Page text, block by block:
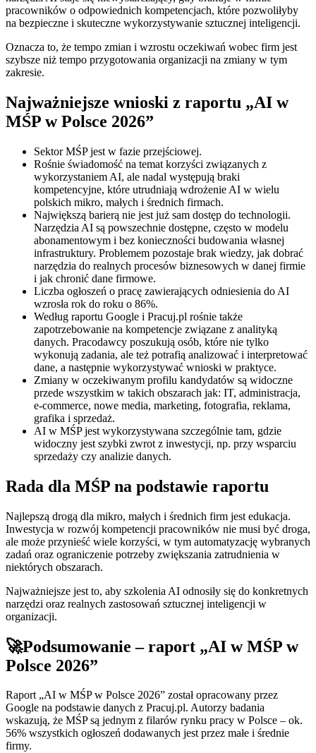
pracowników o odpowiednich kompetencjach, które pozwoliłyby
na bezpieczne i skuteczne wykorzystywanie sztucznej inteligencji.
Oznacza to, że tempo zmian i wzrostu oczekiwań wobec firm jest
szybsze niż tempo przygotowania organizacji na zmiany w tym
zakresie.
Najważniejsze wnioski z raportu „AI w
MŚP w Polsce 2026”
Sektor MŚP jest w fazie przejściowej.
Rośnie świadomość na temat korzyści związanych z
wykorzystaniem AI, ale nadal występują braki
kompetencyjne, które utrudniają wdrożenie AI w wielu
polskich mikro, małych i średnich firmach.
Największą barierą nie jest już sam dostęp do technologii.
Narzędzia AI są powszechnie dostępne, często w modelu
abonamentowym i bez konieczności budowania własnej
infrastruktury. Problemem pozostaje brak wiedzy, jak dobrać
narzędzia do realnych procesów biznesowych w danej firmie
i jak chronić dane firmowe.
Liczba ogłoszeń o pracę zawierających odniesienia do AI
wzrosła rok do roku o 86%.
Według raportu Google i Pracuj.pl rośnie także
zapotrzebowanie na kompetencje związane z analityką
danych. Pracodawcy poszukują osób, które nie tylko
wykonują zadania, ale też potrafią analizować i interpretować
dane, a następnie wykorzystywać wnioski w praktyce.
Zmiany w oczekiwanym profilu kandydatów są widoczne
przede wszystkim w takich obszarach jak: IT, administracja,
e-commerce, nowe media, marketing, fotografia, reklama,
grafika i sprzedaż.
AI w MŚP jest wykorzystywana szczególnie tam, gdzie
widoczny jest szybki zwrot z inwestycji, np. przy wsparciu
sprzedaży czy analizie danych.
Rada dla MŚP na podstawie raportu
Najlepszą drogą dla mikro, małych i średnich firm jest edukacja.
Inwestycja w rozwój kompetencji pracowników nie musi być droga,
ale może przynieść wiele korzyści, w tym automatyzację wybranych
zadań oraz ograniczenie potrzeby zwiększania zatrudnienia w
niektórych obszarach.
Najważniejsze jest to, aby szkolenia AI odnosiły się do konkretnych
narzędzi oraz realnych zastosowań sztucznej inteligencji w
organizacji.
🚀Podsumowanie – raport „AI w MŚP w
Polsce 2026”
Raport „AI w MŚP w Polsce 2026” został opracowany przez
Google na podstawie danych z Pracuj.pl. Autorzy badania
wskazują, że MŚP są jednym z filarów rynku pracy w Polsce – ok.
56% wszystkich ogłoszeń dodawanych jest przez małe i średnie
firmy.